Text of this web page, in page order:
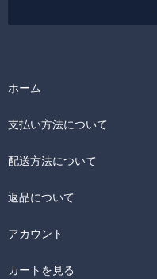
ホーム
支払い方法について
配送方法について
返品について
アカウント
カートを見る